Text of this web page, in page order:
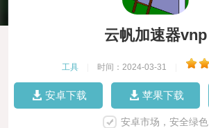
云帆加速器vnp
工具 时间：2024-03-31
安卓下载 苹果下载
安卓市场，安全绿色